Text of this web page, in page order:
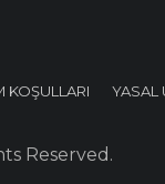
KOŞULLARI YASAL
Reserved.